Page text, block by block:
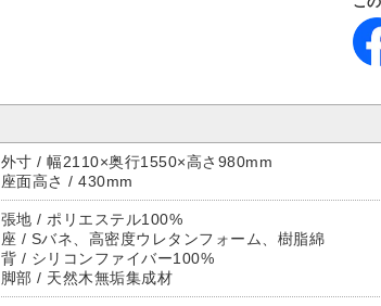
外寸 / 幅2110×奥行1550×高さ980mm
座面高さ / 430mm
張地 / ポリエステル100%
座 / Sバネ、高密度ウレタンフォーム、樹脂綿
背 / シリコンファイバー100%
脚部 / 天然木無垢集成材